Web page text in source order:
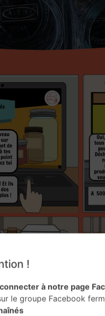
!
à notre page
le groupe Facebook